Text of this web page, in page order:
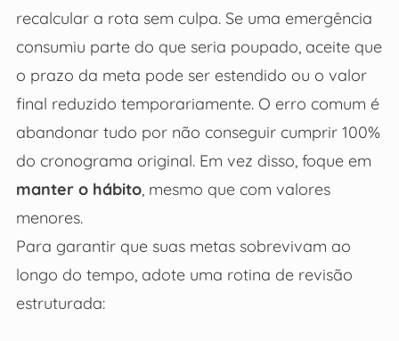
recalcular a rota sem culpa. Se uma emergência
consumiu parte do que seria poupado, aceite que
o prazo da meta pode ser estendido ou o valor
final reduzido temporariamente. O erro comum é
abandonar tudo por não conseguir cumprir 100%
do cronograma original. Em vez disso, foque em
manter o hábito, mesmo que com valores
menores.
Para garantir que suas metas sobrevivam ao
longo do tempo, adote uma rotina de revisão
estruturada: